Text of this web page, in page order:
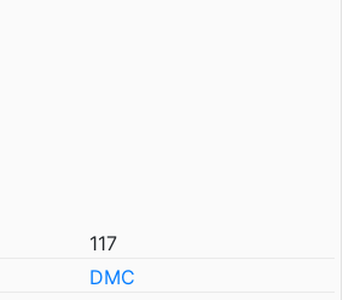
117
DMC